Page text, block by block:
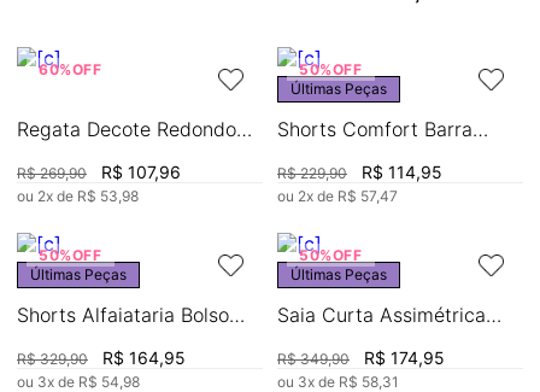
60%OFF
Regata Decote Redondo
R$ 269,90 R$ 107,96
ou 2x de R$ 53,98
50%OFF
Últimas Peças
Shorts Comfort Barra
R$ 229,90 R$ 114,95
ou 2x de R$ 57,47
50%OFF
Últimas Peças
Shorts Alfaiataria Bolso
R$ 329,90 R$ 164,95
ou 3x de R$ 54,98
50%OFF
Últimas Peças
Saia Curta Assimétrica
R$ 349,90 R$ 174,95
ou 3x de R$ 58,31